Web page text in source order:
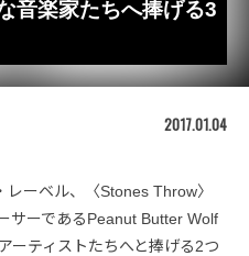
音楽家たちへ捧げる3
2017.01.04
ーベル、〈Stones Throw〉
サーであるPeanut Butter Wolf
ーティストたちへと捧げる2つ